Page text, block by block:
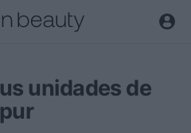
unidades de